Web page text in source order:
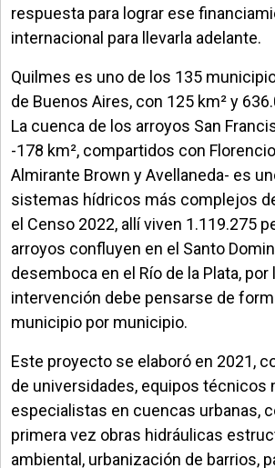
respuesta para lograr ese
internacional para llevarla adelante.
Quilmes es uno de los 135
de Buenos Aires, con 125 km² y
La cuenca de los arroyos San
-178 km², compartidos con
Almirante Brown y Avellaneda- es
sistemas hídricos más complejos
el Censo 2022, allí viven 1.119.275
arroyos confluyen en el Santo
desemboca en el Río de la Plata,
intervención debe pensarse de
municipio por municipio.
Este proyecto se elaboró en 2021,
de universidades, equipos técnicos
especialistas en cuencas urbanas,
primera vez obras hidráulicas
ambiental, urbanización de barrios,